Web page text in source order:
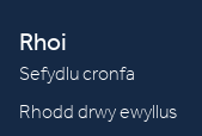
Rhoi
Sefydlu cronfa
Rhodd drwy ewyllus